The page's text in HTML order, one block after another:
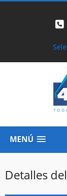
MENÚ
Detalles